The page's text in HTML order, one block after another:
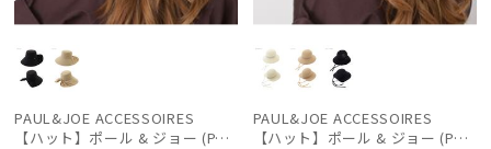
PAUL&JOE ACCESSOIRES
【ハット】ポール & ジョー (PAUL & JOE ACCESSOIRES) 広つばリボンハット
PAUL&JOE ACCESSOIRES
【ハット】ポール & ジョー (PAUL & JOE ACCESSOIRES) サーモリボンハット